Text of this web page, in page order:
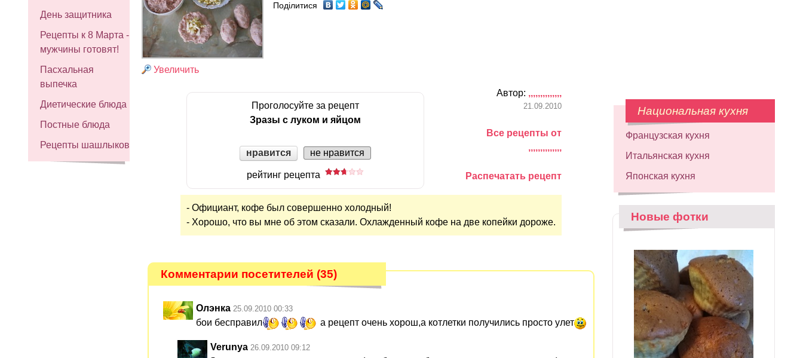
День защитника
Рецепты к 8 Марта -
мужчины готовят!
Пасхальная
выпечка
Диетические блюда
Постные блюда
Рецепты шашлыков
Увеличить
Поділитися
Проголосуйте за рецепт
Зразы с луком и яйцом
нравится не нравится
рейтинг рецепта
Автор: ,,,,,,,,,,,,,,
21.09.2010
Все рецепты от
,,,,,,,,,,,,,,
Распечатать рецепт
- Официант, кофе был совершенно холодный!
- Хорошо, что вы мне об этом сказали. Охлажденный кофе на две копейки дороже.
Комментарии посетителей (35)
Олэнка 25.09.2010 00:33
бои бесправил а рецепт очень хорош,а котлетки получились просто улет
Verunya 26.09.2010 09:12
Национальная кухня
Французская кухня
Итальянская кухня
Японская кухня
Новые фотки